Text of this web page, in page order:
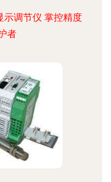
示调节仪 掌控精度
者